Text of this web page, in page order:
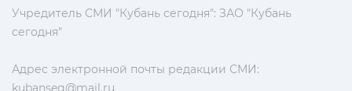
Учредитель СМИ "Кубань сегодня": ЗАО "Кубань
сегодня"
Адрес электронной почты редакции СМИ: